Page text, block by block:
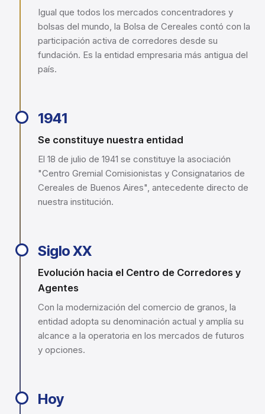
Igual que todos los mercados concentradores y
bolsas del mundo, la Bolsa de Cereales contó con la
participación activa de corredores desde su
fundación. Es la entidad empresaria más antigua del
país.
1941
Se constituye nuestra entidad
El 18 de julio de 1941 se constituye la asociación
"Centro Gremial Comisionistas y Consignatarios de
Cereales de Buenos Aires", antecedente directo de
nuestra institución.
Siglo XX
Evolución hacia el Centro de Corredores y
Agentes
Con la modernización del comercio de granos, la
entidad adopta su denominación actual y amplía su
alcance a la operatoria en los mercados de futuros
y opciones.
Hoy